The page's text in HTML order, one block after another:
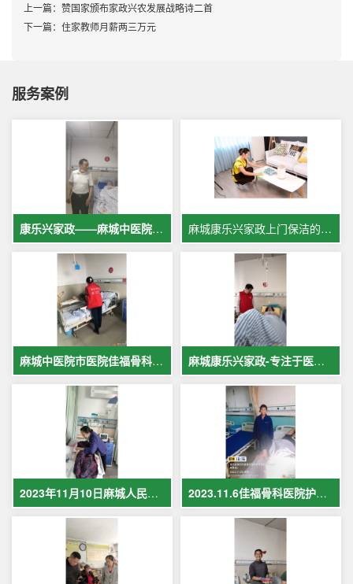
上一篇： 赞国家颁布家政兴农发展战略诗二首
下一篇： 住家教师月薪两三万元
服务案例
康乐兴家政——麻城中医院专业护工服务，让爱与专业同行 麻城康乐兴家政上门保洁的案例
麻城中医院市医院佳福骨科医院铁路医院护工案例展示 麻城康乐兴家政-专注于医院护理，致力于打造全麻城优质护工护理
2023年11月10日麻城人民医院护工在岗护理病人现场照片 2023.11.6佳福骨科医院护工护理病人